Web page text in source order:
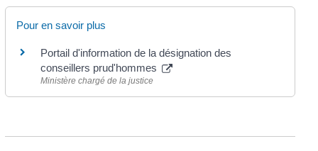
Pour en savoir plus
Portail d'information de la désignation des
conseillers prud'hommes
Ministère chargé de la justice